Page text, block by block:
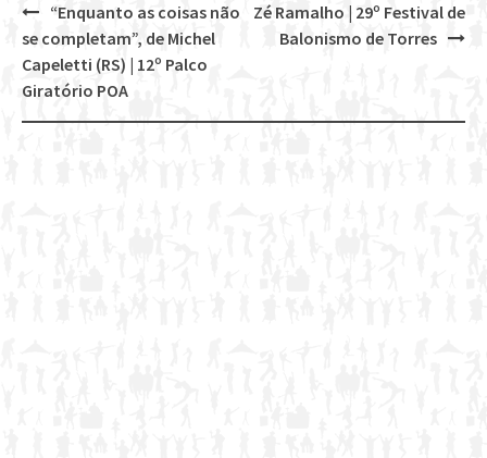
Post
navigation
Zé Ramalho | 29º Festival de
Balonismo de Torres
“Enquanto as coisas não
se completam”, de Michel
Capeletti (RS) | 12º Palco
Giratório POA